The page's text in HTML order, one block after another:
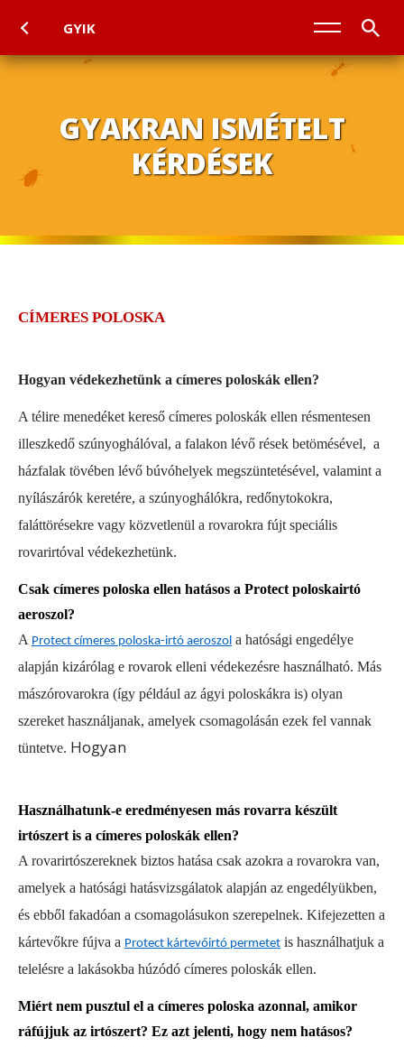
GYIK
GYAKRAN ISMÉTELT
KÉRDÉSEK
CÍMERES POLOSKA
Hogyan védekezhetünk a címeres poloskák ellen?
A télire menedéket kereső címeres poloskák ellen résmentesen
illeszkedő szúnyoghálóval, a falakon lévő rések betömésével, a
házfalak tövében lévő búvóhelyek megszüntetésével, valamint a
nyílászárók keretére, a szúnyoghálókra, redőnytokokra,
faláttörésekre vagy közvetlenül a rovarokra fújt speciális
rovarirtóval védekezhetünk.
Csak címeres poloska ellen hatásos a Protect poloskairtó
aeroszol?
A Protect címeres poloska-irtó aeroszol a hatósági engedélye
alapján kizárólag e rovarok elleni védekezésre használható. Más
mászórovarokra (így például az ágyi poloskákra is) olyan
szereket használjanak, amelyek csomagolásán ezek fel vannak
tüntetve. Hogyan
Használhatunk-e eredményesen más rovarra készült
irtószert is a címeres poloskák ellen?
A rovarirtószereknek biztos hatása csak azokra a rovarokra van,
amelyek a hatósági hatásvizsgálatok alapján az engedélyükben,
és ebből fakadóan a csomagolásukon szerepelnek. Kifejezetten a
kártevőkre fújva a Protect kártevőirtó permetet is használhatjuk a
telelésre a lakásokba húzódó címeres poloskák ellen.
Miért nem pusztul el a címeres poloska azonnal, amikor
ráfújjuk az irtószert? Ez azt jelenti, hogy nem hatásos?